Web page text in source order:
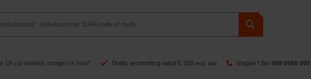
18 uur besteld, morgen in huis* Gratis verzending vanaf € 250 excl. btw Vragen? Bel 088 0666 000